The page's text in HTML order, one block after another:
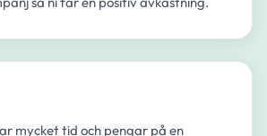
mycket tid och pengar på en